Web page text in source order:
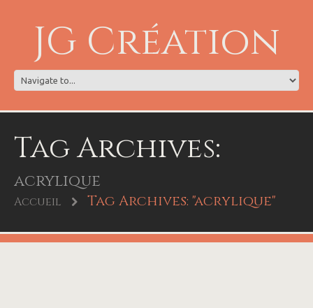
JG Création
Tag Archives:
acrylique
Accueil Tag Archives: "acrylique"